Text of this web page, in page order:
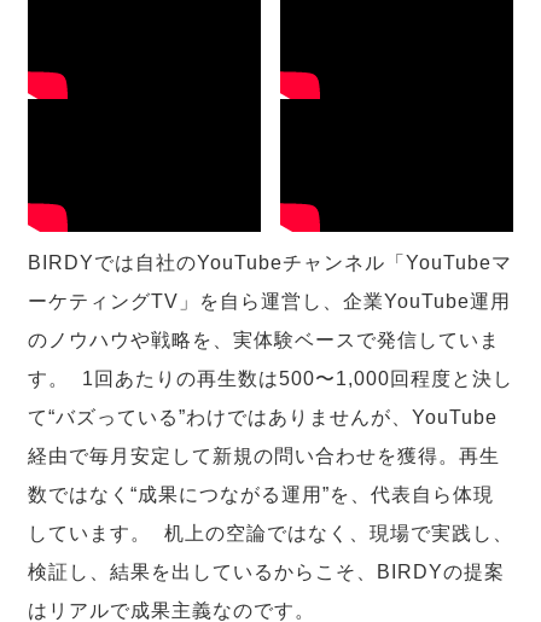
BIRDYでは自社のYouTubeチャンネル「YouTubeマ
ーケティングTV」を自ら運営し、企業YouTube運用
のノウハウや戦略を、実体験ベースで発信していま
す。 1回あたりの再生数は500〜1,000回程度と決し
て“バズっている”わけではありませんが、YouTube
経由で毎月安定して新規の問い合わせを獲得。再生
数ではなく“成果につながる運用”を、代表自ら体現
しています。 机上の空論ではなく、現場で実践し、
検証し、結果を出しているからこそ、BIRDYの提案
はリアルで成果主義なのです。